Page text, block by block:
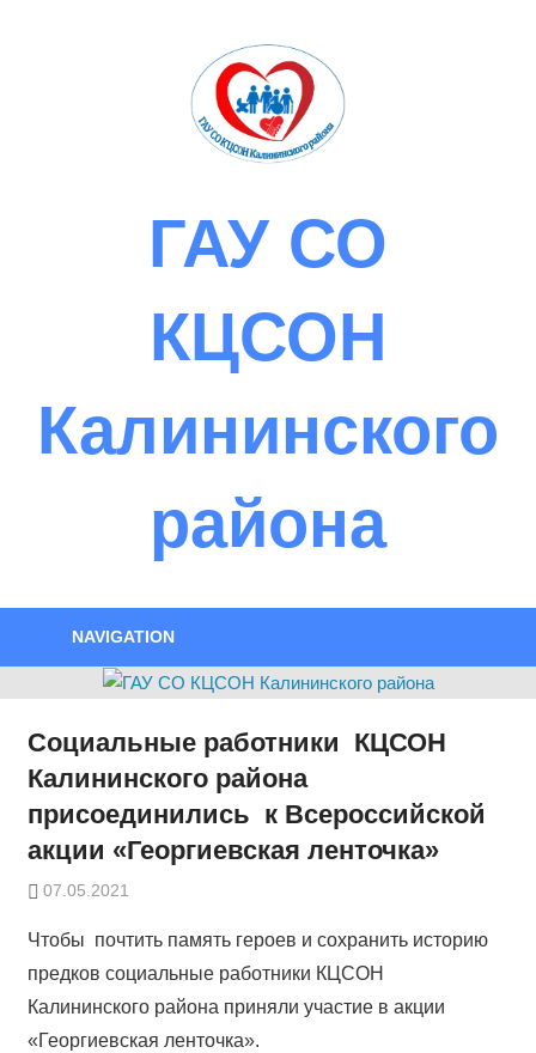
ГАУ СО
КЦСОН
Калининского
района
NAVIGATION
Социальные работники КЦСОН
Калининского района
присоединились к Всероссийской
акции «Георгиевская ленточка»
07.05.2021
Чтобы почтить память героев и сохранить историю
предков социальные работники КЦСОН
Калининского района приняли участие в акции
«Георгиевская ленточка».